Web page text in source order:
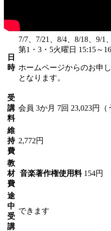
日
時
7/7、7/21、8/4、8/18、9/1
第1・3・5火曜日 15:15～
ホームページからのお申
となります。
受
講
料
会員 3か月 7回 23,023円（
維
持
費
2,772円
教
材
費
音楽著作権使用料 154円
途
中
受
講
できます